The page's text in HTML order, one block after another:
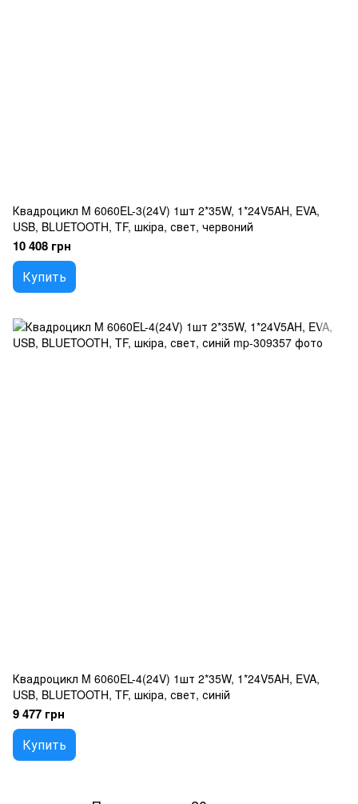
Квадроцикл M 6060EL-3(24V) 1шт 2*35W, 1*24V5AH, EVA,
USB, BLUETOOTH, TF, шкіра, свет, червоний
10 408 грн
Купить
Квадроцикл M 6060EL-4(24V) 1шт 2*35W, 1*24V5AH, EVA,
USB, BLUETOOTH, TF, шкіра, свет, синій
9 477 грн
Купить